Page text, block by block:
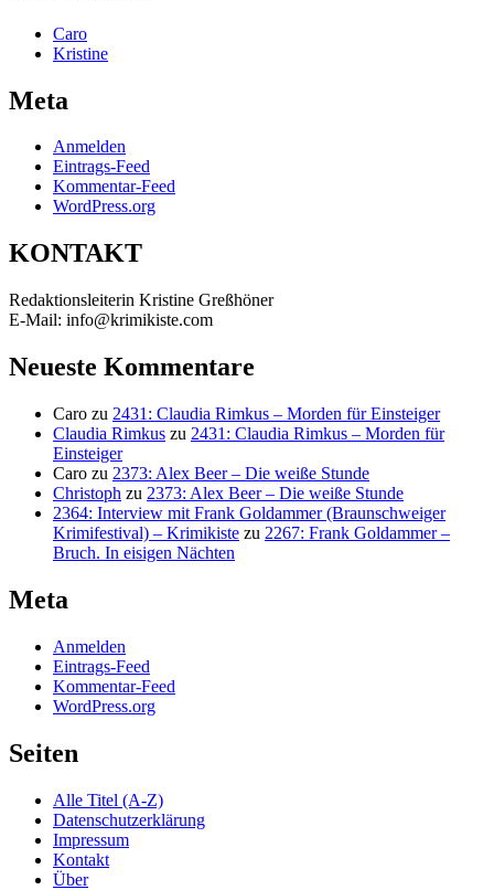
Caro
Kristine
Meta
Anmelden
Eintrags-Feed
Kommentar-Feed
WordPress.org
KONTAKT
Redaktionsleiterin Kristine Greßhöner
E-Mail: info@krimikiste.com
Neueste Kommentare
Caro zu 2431: Claudia Rimkus – Morden für Einsteiger
Claudia Rimkus zu 2431: Claudia Rimkus – Morden für
Einsteiger
Caro zu 2373: Alex Beer – Die weiße Stunde
Christoph zu 2373: Alex Beer – Die weiße Stunde
2364: Interview mit Frank Goldammer (Braunschweiger
Krimifestival) – Krimikiste zu 2267: Frank Goldammer –
Bruch. In eisigen Nächten
Meta
Anmelden
Eintrags-Feed
Kommentar-Feed
WordPress.org
Seiten
Alle Titel (A-Z)
Datenschutzerklärung
Impressum
Kontakt
Über